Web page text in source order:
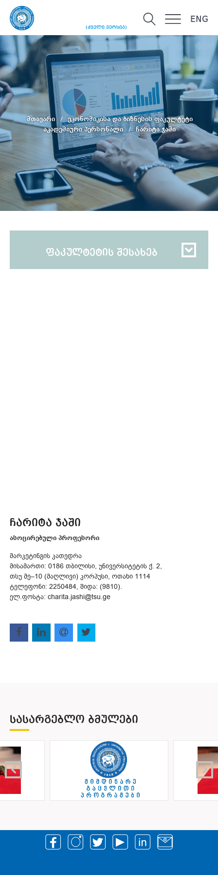
(ძველი ვერსია)
ENG
მთავარი
ეკონომიკისა და ბიზნესის ფაკულტეტი
აკადემიური პერსონალი
ჩარიტა ჯაში
ფაკულტეტის შესახებ
ჩარიტა ჯაში
ასოცირებული პროფესორი
მარკეტინგის კათედრა
მისამართი: 0186 თბილისი, უნივერსიტეტის ქ. 2,
თსუ მე–10 (მაღლივი) კორპუსი, ოთახი 1114
ტელეფონი: 2250484, შიდა: (9810).
ელ.ფოსტა: charita.jashi@tsu.ge
ᲡᲐᲡᲐᲠᲒᲔᲑᲚᲝ ᲑᲛᲣᲚᲔᲑᲘ